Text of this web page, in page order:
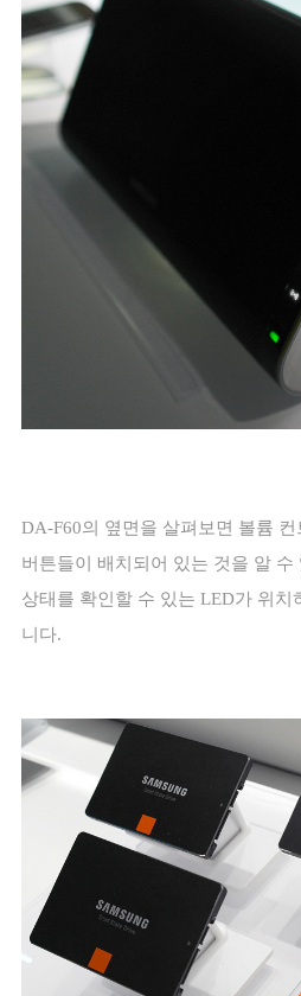
DA-F60의 옆면을 살펴보면 볼륨
버튼들이 배치되어 있는 것을 알 수
상태를 확인할 수 있는 LED가 위치
니다.